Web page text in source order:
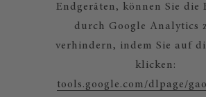
Endgeräten, können Sie die
durch Google Analytics
verhindern, indem Sie auf
klicken:
tools.google.com/dlpage/